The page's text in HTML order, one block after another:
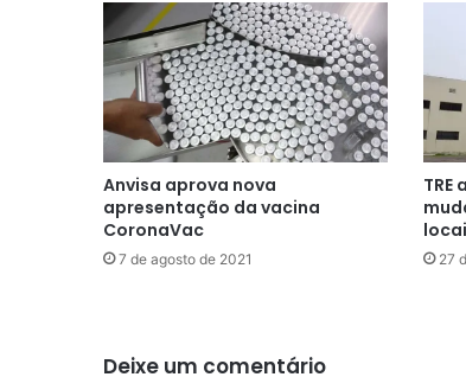
Anvisa aprova nova
apresentação da vacina
CoronaVac
7 de agosto de 2021 27
Deixe um comentário